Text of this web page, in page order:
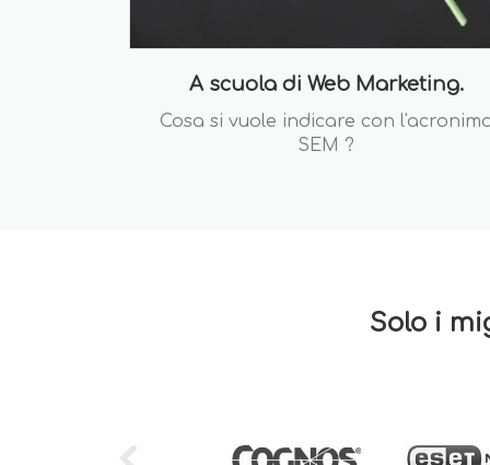
A scuola di Web Marketing.
Cosa si vuole indicare con
SEM ?
Solo i